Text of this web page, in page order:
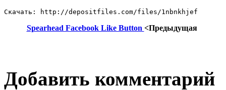
Скачать: http://depositfiles.com/files/1nbnkhjef
Spearhead Facebook Like Button <Предыдущая
Добавить комментарий